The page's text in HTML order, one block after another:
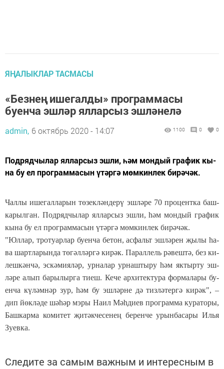
ЯҢАЛЫКЛАР ТАСМАСЫ
«Безнең ишегалды» программасы
буенча эшләр ялларсыз эшләнелә
admin, 6 октябрь 2020 - 14:07 1100 0 0
Под­ряд­чы­лар ял­лар­сыз эш­ли, һәм мон­дый гра­фик кы­
на бу ел прог­рам­ма­сын үтәр­гә мөм­кин­лек би­рә­чәк.
­Чал­лы ише­гал­ла­рын тө­зек­лән­де­рү эш­лә­ре 70 про­цент­ка баш­
ка­рыл­ган. Под­ряд­чы­лар ял­лар­сыз эш­ли, һәм мон­дый гра­фик
кы­на бу ел прог­рам­ма­сын үтәр­гә мөм­кин­лек би­рә­чәк.
"Юл­лар, тро­ту­ар­лар бу­ен­ча бе­тон, ас­фальт эш­лә­рен җы­лы һа­
ва шарт­ла­рын­да тө­гәл­ләр­гә ки­рәк. Па­рал­лель рә­веш­тә, без ки­
леш­кән­чә, эс­кә­ми­я­ләр, ур­на­лар ур­наш­ты­ру һәм як­тыр­ту эш­
лә­ре алып ба­ры­лыр­га ти­еш. Ке­че ар­хи­тек­ту­ра фор­ма­ла­ры бу­
ен­ча кү­ләм­нәр зур, һәм бу эш­ләр­не дә тиз­лә­тер­гә ки­рәк", –
дип йөк­лә­де шә­һәр мэ­ры На­ил Мәһ­ди­ев прог­рам­ма ку­ра­то­ры,
Баш­кар­ма ко­ми­тет җи­тәк­че­се­нең бе­рен­че урын­ба­са­ры Илья
Зу­ев­ка.
Следите за самым важным и интересным в